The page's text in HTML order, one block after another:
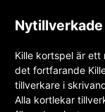
Kille kortspel är
det fortfarande
tillverkare i
Alla kortlekar